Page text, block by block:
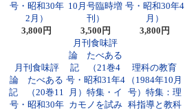
号・昭和30年
2月）
3,800円
10月号臨時増
刊）
3,500円
号・昭和30年4
月）
3,800円
月刊食味評
論 たべある
記 （20巻11
号・昭和30年
月刊食味評
論 たべある
記 （21巻4
号・昭和31年4
月）特集・イ
カモノを試み
理科の教育
（1984年10月
号）特集：理
科指導と教科